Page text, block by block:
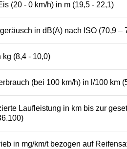
(20 - 0 km/h) in m (19,5 - 22,1)
in dB(A) nach ISO (70,9 –
kg (8,4 - 10,0)
(bei 100 km/h) in l/100 km
Laufleistung in km bis zur
in mg/km/t bezogen auf